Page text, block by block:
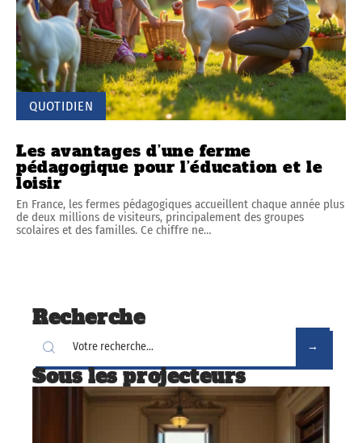
QUOTIDIEN
Les avantages d’une ferme
pédagogique pour l’éducation et le
loisir
En France, les fermes pédagogiques accueillent chaque année plus
de deux millions de visiteurs, principalement des groupes
scolaires et des familles. Ce chiffre ne…
Recherche
Sous les projecteurs